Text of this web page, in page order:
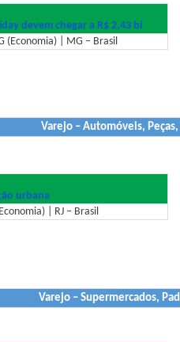
devem chegar a R$ 2,43 bi
(Economia) | MG – Brasil
Varejo – Automóveis,
urbana
| RJ – Brasil
Varejo – Supermercados,